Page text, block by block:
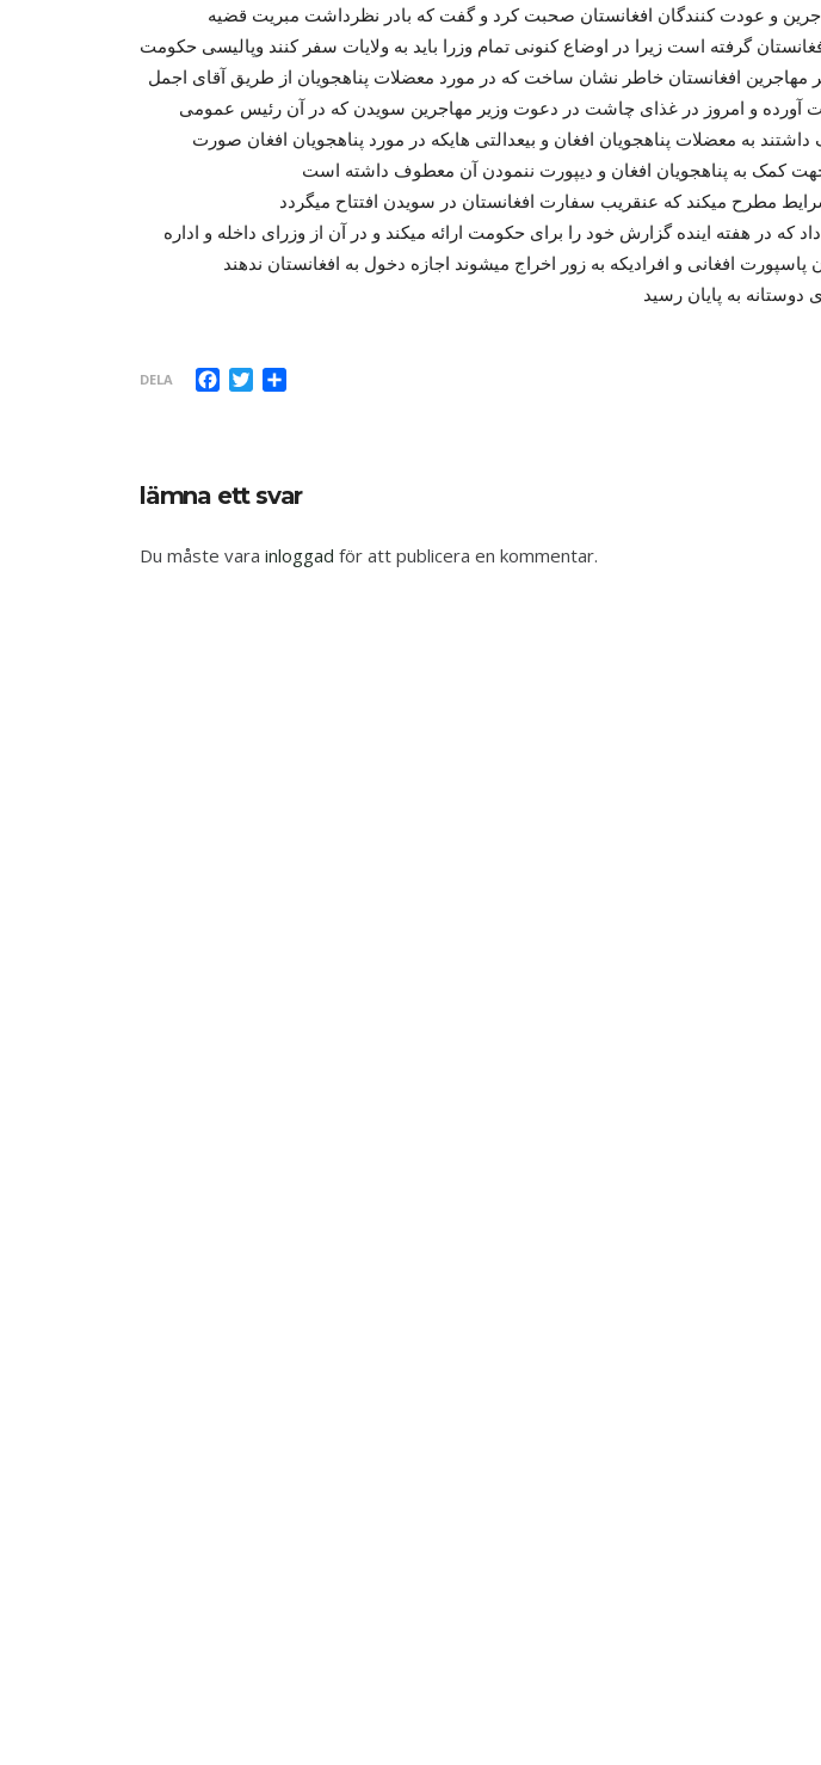
و عودت کنندگان افغانستان صحبت کرد و گفت که بادر نظرداشت مبریت قضیه
گرفته است زیرا در اوضاع کنونی تمام وزرا باید به ولایات سفر کنند وپالیسی حکومت
مهاجرین افغانستان خاطر نشان ساخت که در مورد معضلات پناهجویان از طریق آقای اجمل
آورده و امروز در غذای چاشت در دعوت وزیر مهاجرین سویدن که در آن رئیس عمومی
به معضلات پناهجویان افغان و بیعدالتی هایکه در مورد پناهجویان افغان صورت
که در هفته اینده گزارش خود را برای حکومت ارائه میکند و در آن از وزرای داخله و اداره
پاسپورت افغانی و افرادیکه به زور اخراج میشوند اجازه دخول به افغانستان ندهند
به پایان رسید
DELA Facebook
Twitter
lämna ett svar
Du måste vara inloggad för att publicera en kommentar.